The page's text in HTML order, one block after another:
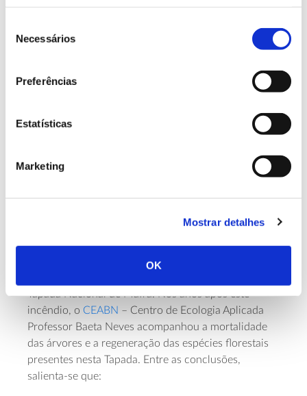
Necessários
Preferências
Estatísticas
Marketing
Mostrar detalhes
OK
disso, o documento alerta que a espécie tenderá a
severidade elevada for incompatível com a sua
antes de as árvores chegarem à idade de produção
de sementes), especialmente em regiões afetadas por
Regeneração e sobrevivência
após o fogo: o exemplo da
Tapada de Mafra
O pinheiro-bravo foi também uma das espécies mais
afetadas pelo grande incêndio de Mafra que, em
Tapada Nacional de Mafra. Nos anos após este
incêndio, o CEABN – Centro de Ecologia Aplicada
Professor Baeta Neves acompanhou a mortalidade
das árvores e a regeneração das espécies florestais
presentes nesta Tapada. Entre as conclusões,
salienta-se que: